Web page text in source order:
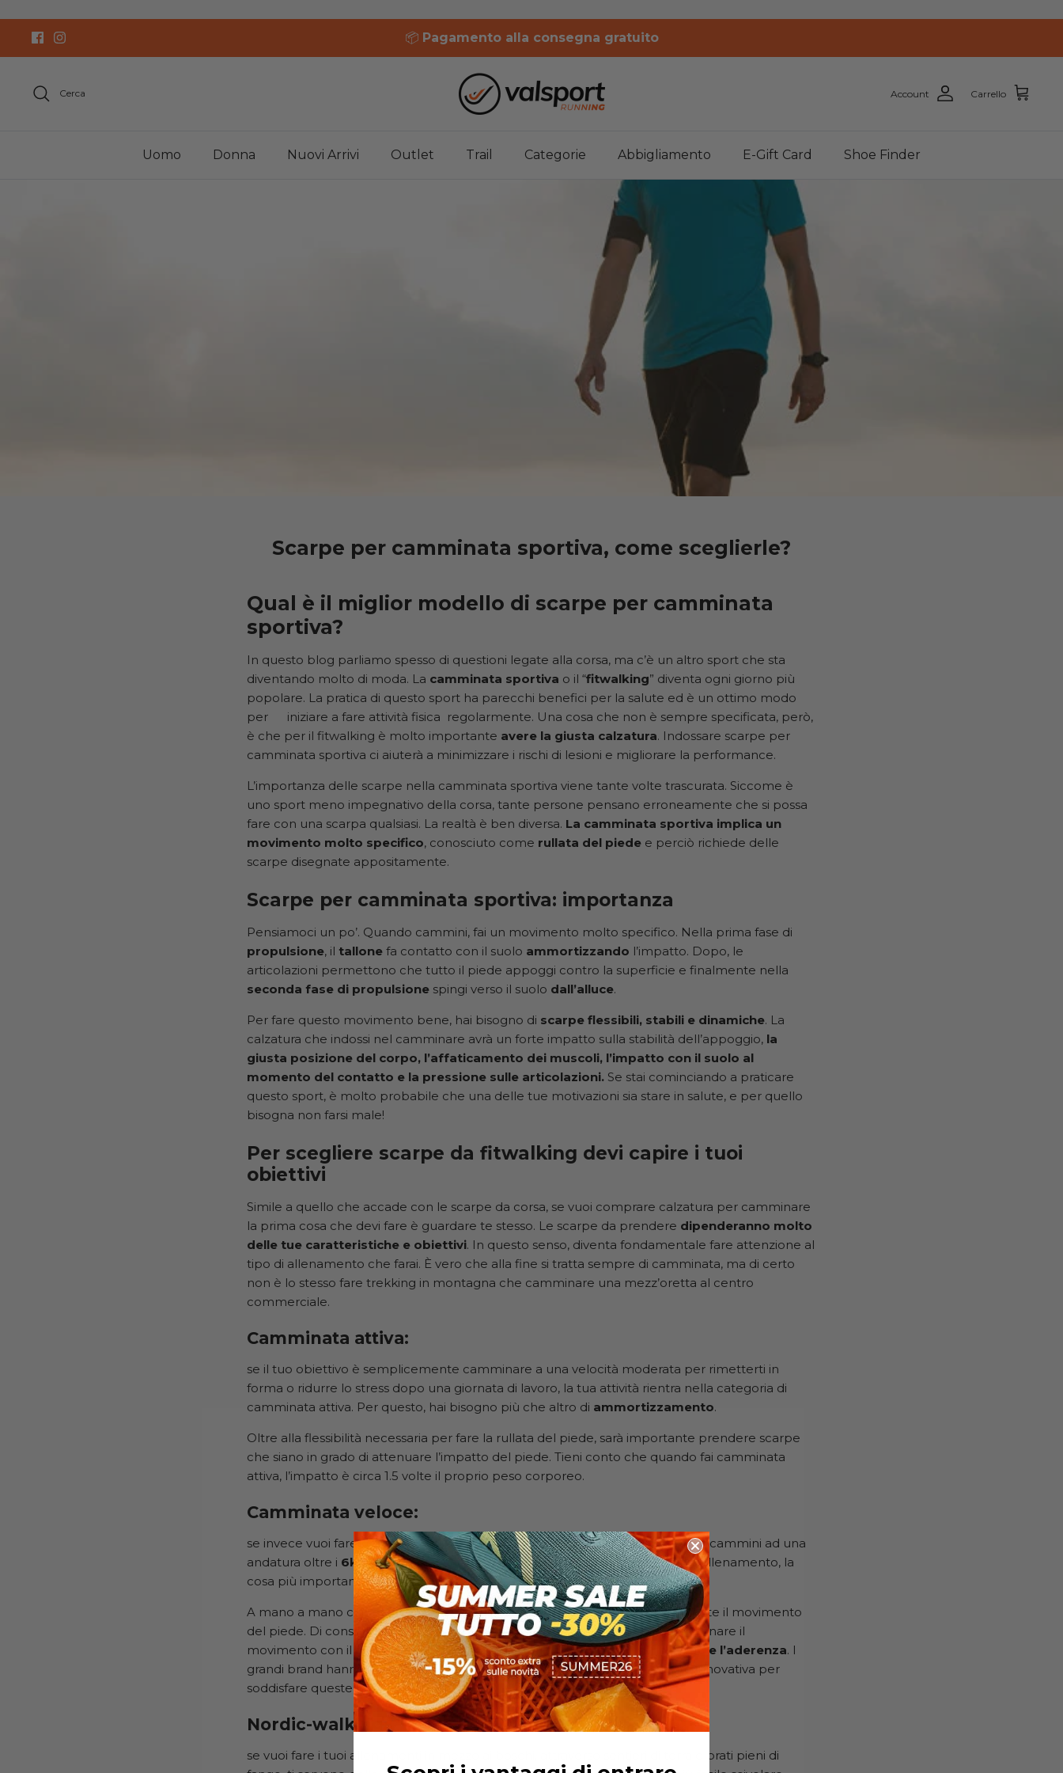
📦 Pagamento alla consegna gratuito
Cerca Account Carrello
Uomo Donna Nuovi Arrivi Outlet Trail Categorie Abbigliamento E-Gift Card Shoe Finder
Scarpe per camminata sportiva, come sceglierle?
Qual è il miglior modello di scarpe per camminata
sportiva?
In questo blog parliamo spesso di questioni legate alla corsa, ma c’è un altro sport che sta
diventando molto di moda. La camminata sportiva o il “fitwalking” diventa ogni giorno più
popolare. La pratica di questo sport ha parecchi benefici per la salute ed è un ottimo modo
per iniziare a fare attività fisica regolarmente. Una cosa che non è sempre specificata, però,
è che per il fitwalking è molto importante avere la giusta calzatura. Indossare scarpe per
camminata sportiva ci aiuterà a minimizzare i rischi di lesioni e migliorare la performance.
L’importanza delle scarpe nella camminata sportiva viene tante volte trascurata. Siccome è
uno sport meno impegnativo della corsa, tante persone pensano erroneamente che si possa
fare con una scarpa qualsiasi. La realtà è ben diversa. La camminata sportiva implica un
movimento molto specifico, conosciuto come rullata del piede e perciò richiede delle
scarpe disegnate appositamente.
Scarpe per camminata sportiva: importanza
Pensiamoci un po’. Quando cammini, fai un movimento molto specifico. Nella prima fase di
propulsione, il tallone fa contatto con il suolo ammortizzando l’impatto. Dopo, le
articolazioni permettono che tutto il piede appoggi contro la superficie e finalmente nella
seconda fase di propulsione spingi verso il suolo dall’alluce.
Per fare questo movimento bene, hai bisogno di scarpe flessibili, stabili e dinamiche. La
calzatura che indossi nel camminare avrà un forte impatto sulla stabilità dell’appoggio, la
giusta posizione del corpo, l’affaticamento dei muscoli, l’impatto con il suolo al
momento del contatto e la pressione sulle articolazioni. Se stai cominciando a praticare
questo sport, è molto probabile che una delle tue motivazioni sia stare in salute, e per quello
bisogna non farsi male!
Per scegliere scarpe da fitwalking devi capire i tuoi
obiettivi
Simile a quello che accade con le scarpe da corsa, se vuoi comprare calzatura per camminare
la prima cosa che devi fare è guardare te stesso. Le scarpe da prendere dipenderanno molto
delle tue caratteristiche e obiettivi. In questo senso, diventa fondamentale fare attenzione al
tipo di allenamento che farai. È vero che alla fine si tratta sempre di camminata, ma di certo
non è lo stesso fare trekking in montagna che camminare una mezz’oretta al centro
commerciale.
Camminata attiva:
se il tuo obiettivo è semplicemente camminare a una velocità moderata per rimetterti in
forma o ridurre lo stress dopo una giornata di lavoro, la tua attività rientra nella categoria di
camminata attiva. Per questo, hai bisogno più che altro di ammortizzamento.
Oltre alla flessibilità necessaria per fare la rullata del piede, sarà importante prendere scarpe
che siano in grado di attenuare l’impatto del piede. Tieni conto che quando fai camminata
attiva, l’impatto è circa 1.5 volte il proprio peso corporeo.
Camminata veloce:
se invece vuoi fare uno esercizio un po’ più intenso a livello cardiovascolare e cammini ad una
andatura oltre i 6km/h, devi praticare camminata veloce. Per questo tipo di allenamento, la
cosa più importante è il dinamismo.
A mano a mano che cresce la velocità alla cui cammini, più diventa importante il movimento
del piede. Di conseguenza, devi prendere scarpe che riescano ad accompagnare il
movimento con il giusto dinamismo. Alcuni fattori da considerare sonoil grip e l’aderenza. I
grandi brand hanno creato diversi prodotti che utilizzano tecnologia molto innovativa per
soddisfare queste necessità.
Nordic-walking :
se vuoi fare i tuoi allenamenti in mezzo ai boschi, attraverso sentieri di terra o prati pieni di